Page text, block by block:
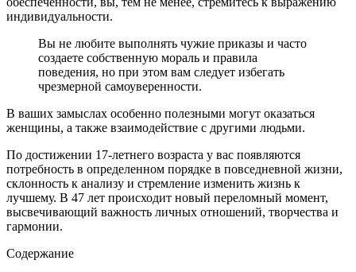
индивидуальности.
Вы не любите выполнять чужие приказы и часто
создаете собственную мораль и правила
поведения, но при этом вам следует избегать
чрезмерной самоуверенности.
В ваших замыслах особенно полезными могут оказаться
женщины, а также взаимодействие с другими людьми.
По достижении 17-летнего возраста у вас появляются
потребность в определенном порядке в повседневной жизни,
склонность к анализу и стремление изменить жизнь к
лучшему. В 47 лет происходит новый переломный момент,
высвечивающий важность личных отношений, творчества и
гармонии.
Содержание